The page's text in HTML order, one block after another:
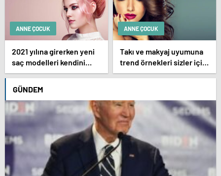
ANNE ÇOCUK
2021 yılına girerken yeni
saç modelleri kendini
göstermeye başladı.
ANNE ÇOCUK
Takı ve makyaj uyumuna
trend örnekleri sizler için
derledik.
GÜNDEM